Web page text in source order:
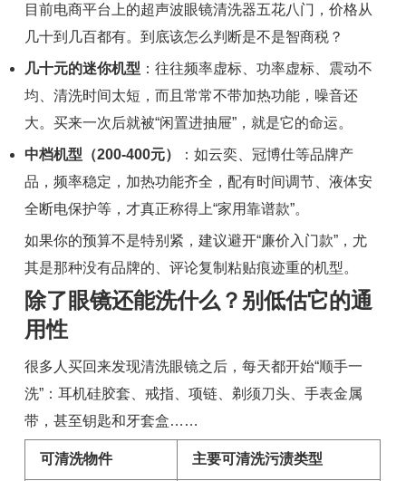
目前电商平台上的超声波眼镜清洗器五花八门，价格从
几十到几百都有。到底该怎么判断是不是智商税？
几十元的迷你机型 ：往往频率虚标、功率虚标、震动不
均、清洗时间太短，而且常常不带加热功能，噪音还
大。买来一次后就被“闲置进抽屉”，就是它的命运。
中档机型（200-400元）
：如云奕、冠博仕等品牌产
品，频率稳定，加热功能齐全，配有时间调节、液体安
全断电保护等，才真正称得上“家用靠谱款”。
如果你的预算不是特别紧，建议避开“廉价入门款”，尤
其是那种没有品牌的、评论复制粘贴痕迹重的机型。
除了眼镜还能洗什么？别低估它的通
用性
很多人买回来发现清洗眼镜之后，每天都开始“顺手一
洗”：耳机硅胶套、戒指、项链、剃须刀头、手表金属
带，甚至钥匙和牙套盒……
可清洗物件 主要可清洗污渍类型